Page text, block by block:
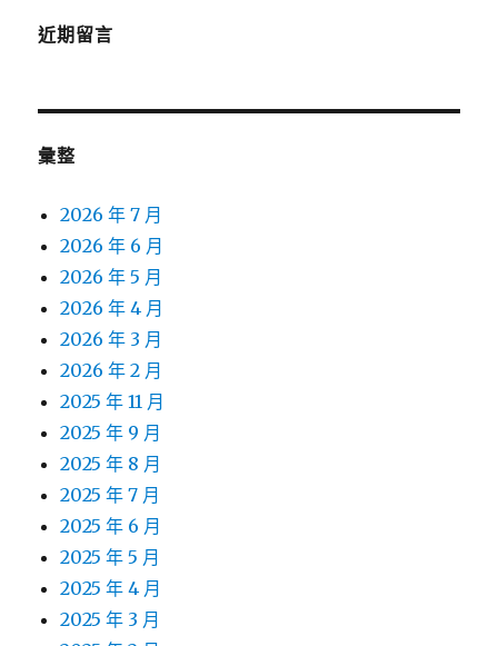
近期留言
彙整
2026 年 7 月
2026 年 6 月
2026 年 5 月
2026 年 4 月
2026 年 3 月
2026 年 2 月
2025 年 11 月
2025 年 9 月
2025 年 8 月
2025 年 7 月
2025 年 6 月
2025 年 5 月
2025 年 4 月
2025 年 3 月